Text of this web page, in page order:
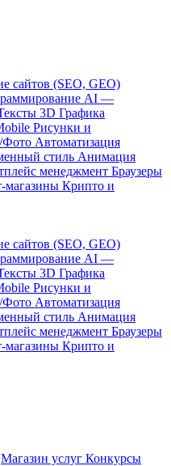
сайтов (SEO, GEO)
AI —
3D Графика
Рисунки и
Фото Автоматизация
стиль Анимация
менеджмент Браузеры
магазины Крипто и
сайтов (SEO, GEO)
AI —
3D Графика
Рисунки и
Фото Автоматизация
стиль Анимация
менеджмент Браузеры
магазины Крипто и
Магазин услуг Конкурсы